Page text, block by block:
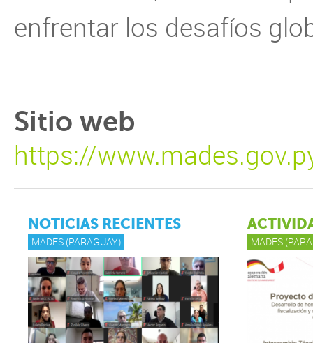
enfrentar los desafíos
Sitio web
https://
NOTICIAS RECIENTES
MADES (PARAGUAY) MADES